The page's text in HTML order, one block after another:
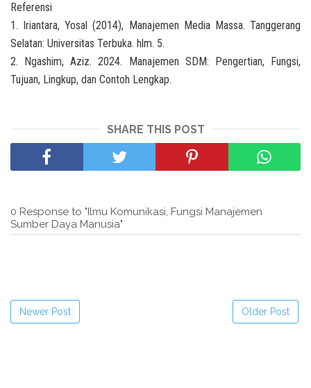
Referensi
1. Iriantara, Yosal (2014), Manajemen Media Massa. Tanggerang
Selatan: Universitas Terbuka. hlm. 5.
2. Ngashim, Aziz. 2024. Manajemen SDM: Pengertian, Fungsi,
Tujuan, Lingkup, dan Contoh Lengkap.
SHARE THIS POST
0 Response to "Ilmu Komunikasi, Fungsi Manajemen
Sumber Daya Manusia"
Newer Post Older Post